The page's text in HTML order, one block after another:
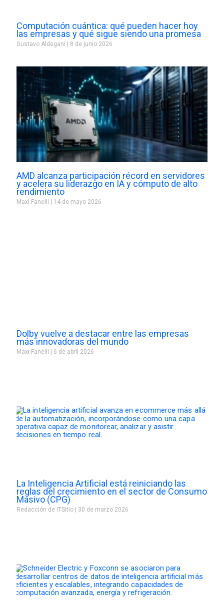
Computación cuántica: qué pueden hacer hoy
las empresas y qué sigue siendo una promesa
Gustavo Aldegani 8 de junio 2026
AMD alcanza participación récord en servidores
y acelera su liderazgo en IA y cómputo de alto
rendimiento
Maxi Fanelli 14 de mayo 2026
Dolby vuelve a destacar entre las empresas
más innovadoras del mundo
Maxi Fanelli 6 de abril 2026
La Inteligencia Artificial está reiniciando las
reglas del crecimiento en el sector de Consumo
Masivo (CPG)
Redacción de ITSitio 30 de marzo 2026